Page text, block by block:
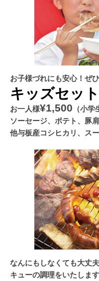
お子様づれにも安心！ぜ
キッズセット
お一人様¥1,500 （小学
ソーセージ、ポテト、豚
他与板産コシヒカリ、ス
なんにもしなくても大丈
キューの調理をいたします